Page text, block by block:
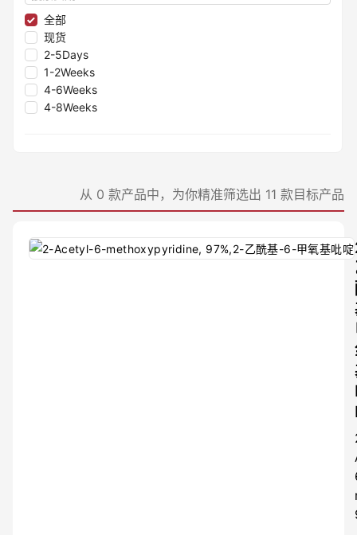
≤99.998%
≤98.3%
≤98.8%
≤99.993%
≤95.85%
≤95.5%
≤99.9999%
≤97.05%
≤97.7%
全部
现货
2-5Days
1-2Weeks
4-6Weeks
4-8Weeks
从 0 款产品中，为你精准筛选出 11 款目标产品